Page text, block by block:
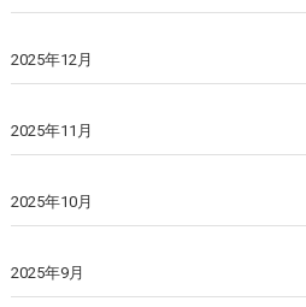
2025年12月
2025年11月
2025年10月
2025年9月